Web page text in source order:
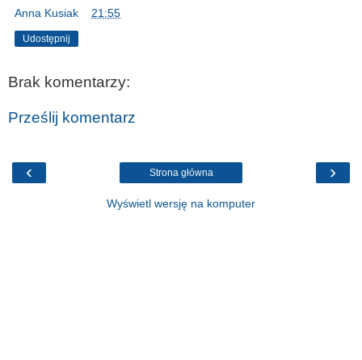
Anna Kusiak 21:55
Udostępnij
Brak komentarzy:
Prześlij komentarz
‹ ›
Strona główna
Wyświetl wersję na komputer